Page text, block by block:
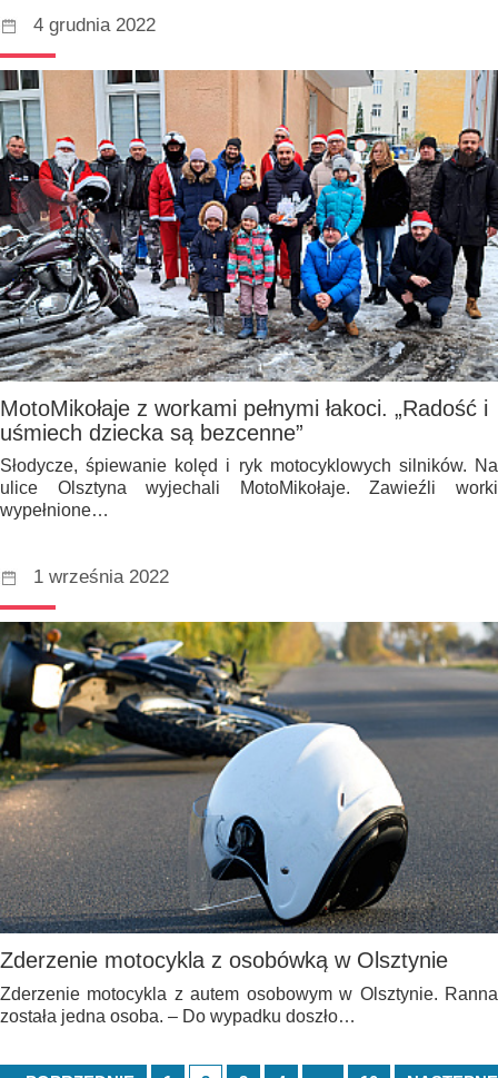
4 grudnia 2022
MotoMikołaje z workami pełnymi łakoci. „Radość i
uśmiech dziecka są bezcenne”
Słodycze, śpiewanie kolęd i ryk motocyklowych silników. Na
ulice Olsztyna wyjechali MotoMikołaje. Zawieźli worki
wypełnione…
1 września 2022
Zderzenie motocykla z osobówką w Olsztynie
Zderzenie motocykla z autem osobowym w Olsztynie. Ranna
została jedna osoba. – Do wypadku doszło…